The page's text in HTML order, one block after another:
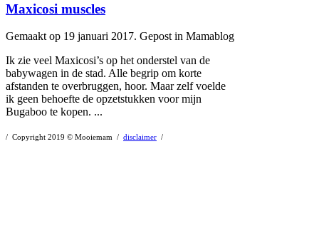
Maxicosi muscles
Gemaakt op 19 januari 2017. Gepost in Mamablog
Ik zie veel Maxicosi’s op het onderstel van de
babywagen in de stad. Alle begrip om korte
afstanden te overbruggen, hoor. Maar zelf voelde
ik geen behoefte de opzetstukken voor mijn
Bugaboo te kopen. ...
/ Copyright 2019 © Mooiemam / disclaimer /